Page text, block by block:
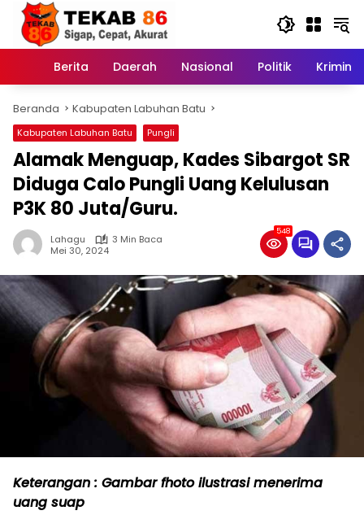
Langsung
konten
Home
Berita Daerah Nasional Politik Kriminal
Beranda Kabupaten Labuhan Batu
Kabupaten Labuhan Batu Pungli
Alamak Menguap, Kades Sibargot SR
Diduga Calo Pungli Uang Kelulusan
P3K 80 Juta/Guru.
Lahagu
3 Min Baca
Mei 30, 2024
548
Keterangan : Gambar fhoto ilustrasi menerima
uang suap